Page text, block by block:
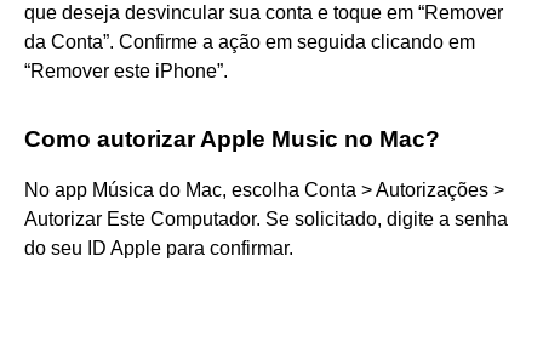
que deseja desvincular sua conta e toque em “Remover
da Conta”. Confirme a ação em seguida clicando em
“Remover este iPhone”.
Como autorizar Apple Music no Mac?
No app Música do Mac, escolha Conta > Autorizações >
Autorizar Este Computador. Se solicitado, digite a senha
do seu ID Apple para confirmar.